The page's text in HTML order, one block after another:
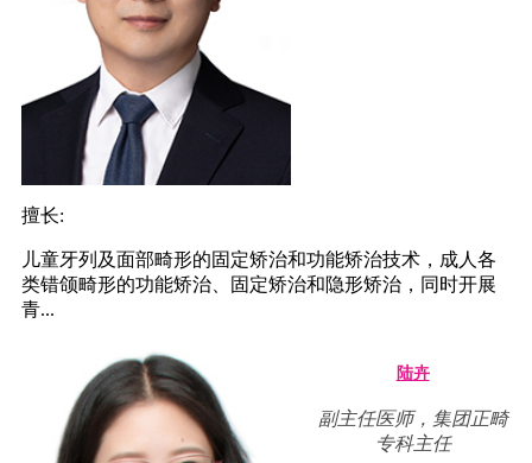
擅长:
儿童牙列及面部畸形的固定矫治和功能矫治技术，成人各
类错颌畸形的功能矫治、固定矫治和隐形矫治，同时开展
青...
陆卉
副主任医师，集团正畸
专科主任